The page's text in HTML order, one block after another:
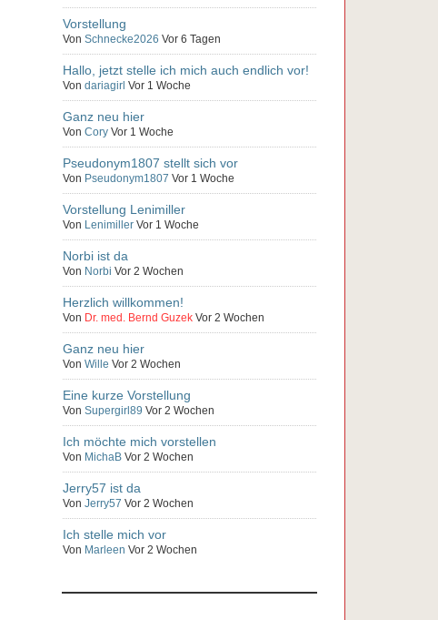
Vorstellung
Von Schnecke2026 Vor 6 Tagen
Hallo, jetzt stelle ich mich auch endlich vor!
Von dariagirl Vor 1 Woche
Ganz neu hier
Von Cory Vor 1 Woche
Pseudonym1807 stellt sich vor
Von Pseudonym1807 Vor 1 Woche
Vorstellung Lenimiller
Von Lenimiller Vor 1 Woche
Norbi ist da
Von Norbi Vor 2 Wochen
Herzlich willkommen!
Von Dr. med. Bernd Guzek Vor 2 Wochen
Ganz neu hier
Von Wille Vor 2 Wochen
Eine kurze Vorstellung
Von Supergirl89 Vor 2 Wochen
Ich möchte mich vorstellen
Von MichaB Vor 2 Wochen
Jerry57 ist da
Von Jerry57 Vor 2 Wochen
Ich stelle mich vor
Von Marleen Vor 2 Wochen